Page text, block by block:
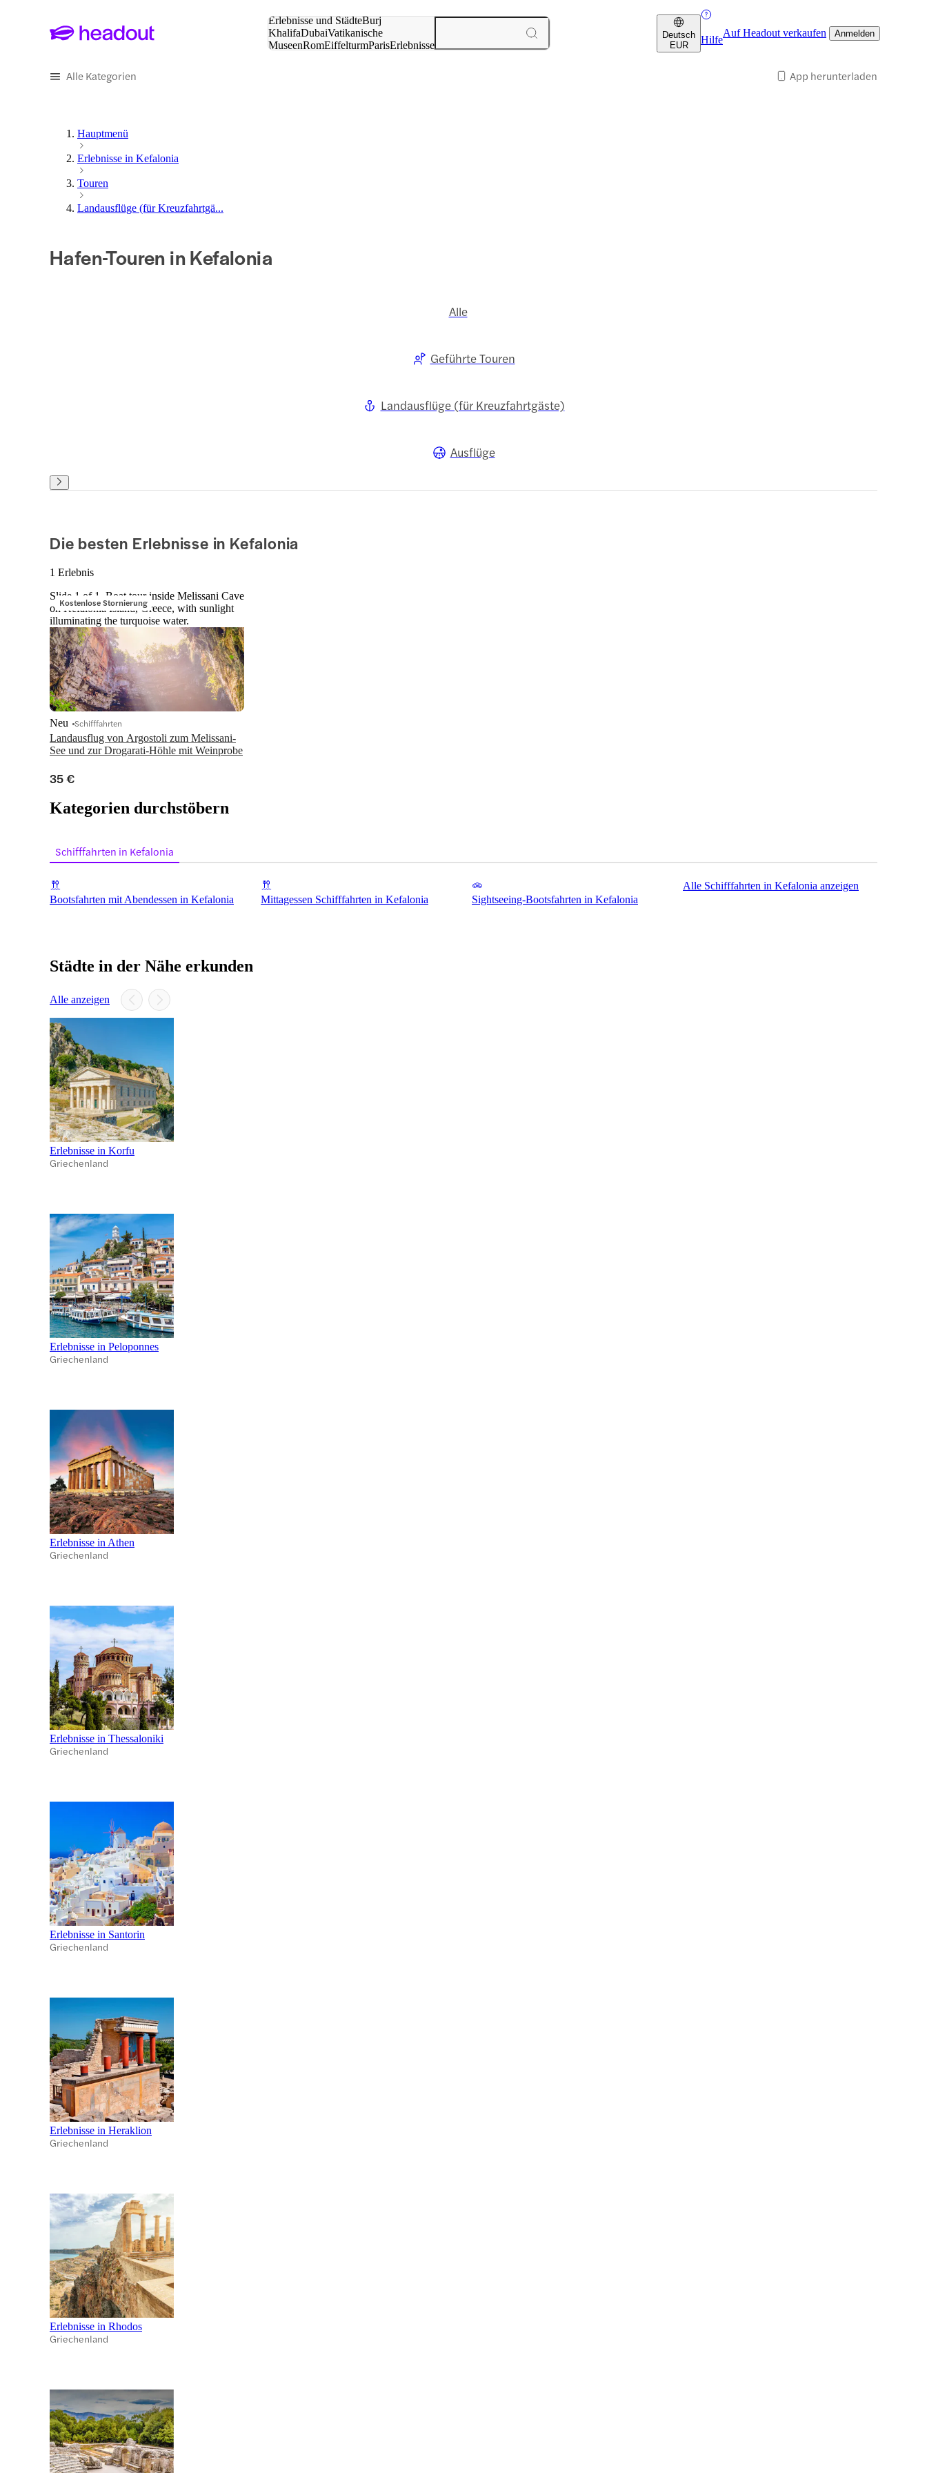
Erlebnisse und StädteBurj
KhalifaDubaiVatikanische
MuseenRomEiffelturmParisErlebnisse
Deutsch
EUR
Hilfe
Auf Headout verkaufen Anmelden
Alle Kategorien App herunterladen
Hauptmenü
Erlebnisse in Kefalonia
Touren
Landausflüge (für Kreuzfahrtgä...
Hafen-Touren in Kefalonia
Alle
Geführte Touren
Landausflüge (für Kreuzfahrtgäste)
Ausflüge
Die besten Erlebnisse in Kefalonia
1 Erlebnis
Kostenlose Stornierung
Slide 1 of 1, Boat tour inside Melissani Cave
on Kefalonia Island, Greece, with sunlight
illuminating the turquoise water.
Landausflug von Argostoli zum Melissani-
See und zur Drogarati-Höhle mit Weinprobe
Neu Schifffahrten
35 €
Kategorien durchstöbern
Schifffahrten in Kefalonia
Bootsfahrten mit Abendessen in Kefalonia Mittagessen Schifffahrten in Kefalonia Sightseeing-Bootsfahrten in Kefalonia
Alle Schifffahrten in Kefalonia anzeigen
Städte in der Nähe erkunden
Alle anzeigen
Erlebnisse in Korfu
Griechenland
Erlebnisse in Peloponnes
Griechenland
Erlebnisse in Athen
Griechenland
Erlebnisse in Thessaloniki
Griechenland
Erlebnisse in Santorin
Griechenland
Erlebnisse in Heraklion
Griechenland
Erlebnisse in Rhodos
Griechenland